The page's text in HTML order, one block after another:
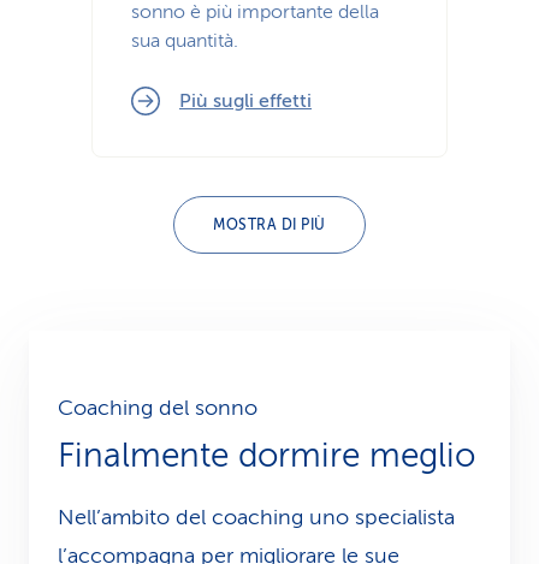
sonno è più importante della
sua quantità.
Più sugli effetti
MOSTRA DI PIÙ
Coaching del sonno
Finalmente dormire meglio
Nell’ambito del coaching uno specialista
l’accompagna per migliorare le sue